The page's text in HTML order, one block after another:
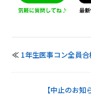
≪ 1年生医事コン全員合
【中止のお